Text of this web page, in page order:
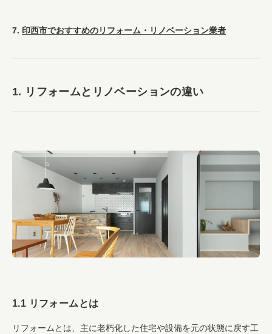
7. 印西市でおすすめのリフォーム・リノベーション業者
1. リフォームとリノベーションの違い
1.1 リフォームとは
リフォームとは、主に老朽化した住宅や設備を元の状態に戻す工